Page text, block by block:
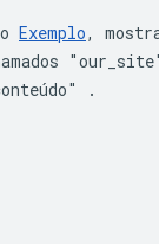
Exemplo,
.